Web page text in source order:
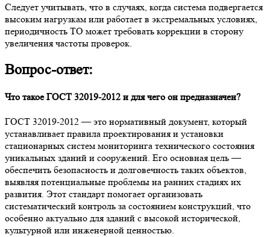
Следует учитывать, что в случаях, когда система подвергается
высоким нагрузкам или работает в экстремальных условиях,
периодичность ТО может требовать коррекции в сторону
увеличения частоты проверок.
Вопрос-ответ:
Что такое ГОСТ 32019-2012 и для чего он предназначен?
ГОСТ 32019-2012 — это нормативный документ, который
устанавливает правила проектирования и установки
стационарных систем мониторинга технического состояния
уникальных зданий и сооружений. Его основная цель —
обеспечить безопасность и долговечность таких объектов,
выявляя потенциальные проблемы на ранних стадиях их
развития. Этот стандарт помогает организовать
систематический контроль за состоянием конструкций, что
особенно актуально для зданий с высокой исторической,
культурной или инженерной ценностью.